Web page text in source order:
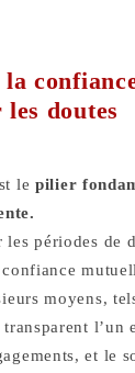
doutes
le pilier
les périodes de
moyens,
l’un
et le